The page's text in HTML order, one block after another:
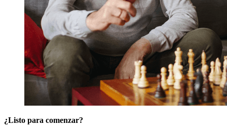
¿Listo para comenzar?